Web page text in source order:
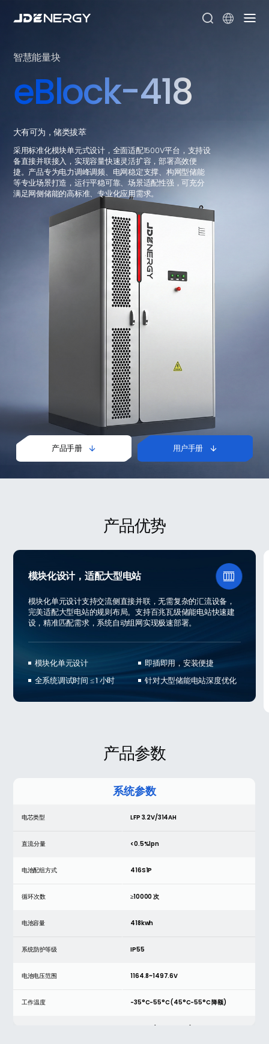
 
智慧能量块
eBlock-418
大有可为，储类拔萃
采用标准化模块单元式设计，全面适配1500V平台，支持设
备直接并联接入，实现容量快速灵活扩容，部署高效便
捷。产品专为电力调峰调频、电网稳定支撑、构网型储能
等专业场景打造，运行平稳可靠、场景适配性强，可充分
满足网侧储能的高标准、专业化应用需求。
产品手册  用户手册 
产品优势
模块化设计，适配大型电站
模块化单元设计支持交流侧直接并联，无需复杂的汇流设备，
完美适配大型电站的规则布局。支持百兆瓦级储能电站快速建
设，精准匹配需求，系统自动组网实现极速部署。
模块化单元设计
即插即用，安装便捷
全系统调试时间 ≤ 1 小时
针对大型储能电站深度优化

产品参数
系统参数
电芯类型 LFP 3.2V/314AH
直流分量 <0.5%lpn
电池配组方式 416S1P
循环次数 ≥10000 次
电池容量 418kwh
系统防护等级 IP55
电池电压范围 1164.8~1497.6V
工作温度 -35°C-55°C (45°C-55°C 降额)